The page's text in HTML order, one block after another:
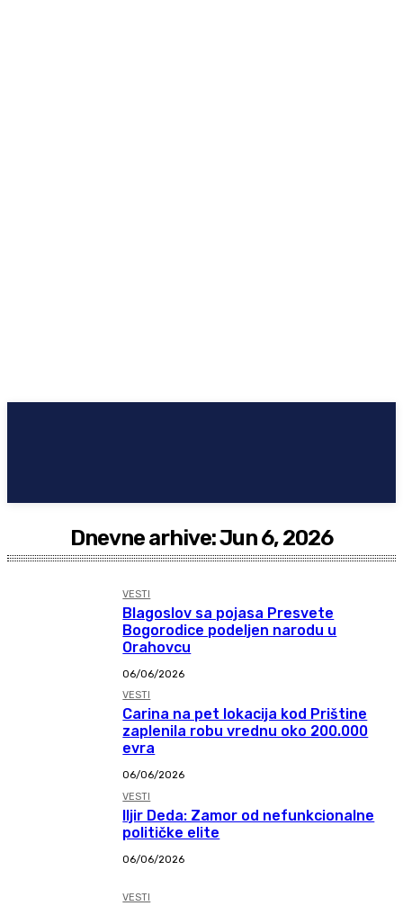
Dnevne arhive: Jun 6, 2026
VESTI
Blagoslov sa pojasa Presvete
Bogorodice podeljen narodu u
Orahovcu
06/06/2026
VESTI
Carina na pet lokacija kod Prištine
zaplenila robu vrednu oko 200.000
evra
06/06/2026
VESTI
Iljir Deda: Zamor od nefunkcionalne
političke elite
06/06/2026
VESTI